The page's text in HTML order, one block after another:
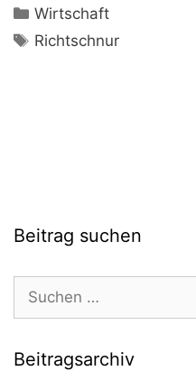
Kategorien
Wirtschaft
Schlagwörter
Richtschnur
Beitrag suchen
nach:
Beitragsarchiv